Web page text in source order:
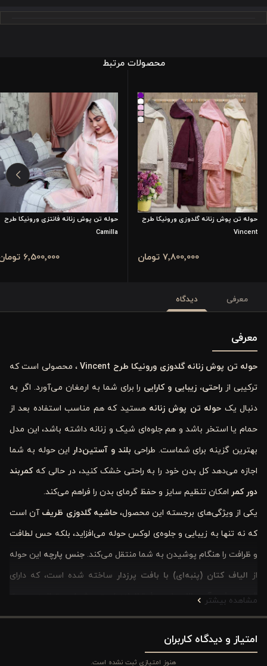
محصولات مرتبط
حوله تن پوش زنانه گلدوزی ورونیکا طرح
Vincent
7٬800٬000 تومان
حوله تن پوش زنانه فانتزی ورونیکا طرح
Camilla
6٬500٬000 تومان
معرفی دیدگاه
معرفی
حوله تن پوش زنانه گلدوزی ورونیکا طرح Vincent
، محصولی است که
ترکیبی از راحتی، زیبایی و کارایی را برای شما به ارمغان می‌آورد. اگر به
دنبال یک حوله تن ‌پوش زنانه هستید که هم مناسب استفاده بعد از
حمام یا استخر باشد و هم جلوه‌ای شیک و زنانه داشته باشد، این مدل
بهترین گزینه برای شماست. طراحی بلند و آستین‌دار این حوله به شما
اجازه می‌دهد کل بدن خود را به راحتی خشک کنید، در حالی کهکمربند
دور کمر امکان تنظیم سایز و حفظ گرمای بدن را فراهم می‌کند.
یکی از ویژگی‌های برجسته این محصول،حاشیه گلدوزی ظریف آن است
که نه تنها به زیبایی و جلوه‌ی لوکس حوله می‌افزاید، بلکه حس لطافت
و ظرافت را هنگام پوشیدن به شما منتقل می‌کند. جنس پارچه این حوله
از الیاف کتان (پنبه‌ای) با بافت پرزدار ساخته شده است، که دارای
قدرت جذب آب بالا
استحمام یا استفاده از استخر، بدن خود را به سرعت خشک کنید و از
حس راحتی و آرامش آن لذت ببرید.
رنگ‌های متنوعمانند کرم روشن، صورتی ملایم و بنفش
مشاهده بیشتر
امتیاز و دیدگاه کاربران
هنوز امتیازی ثبت نشده است.